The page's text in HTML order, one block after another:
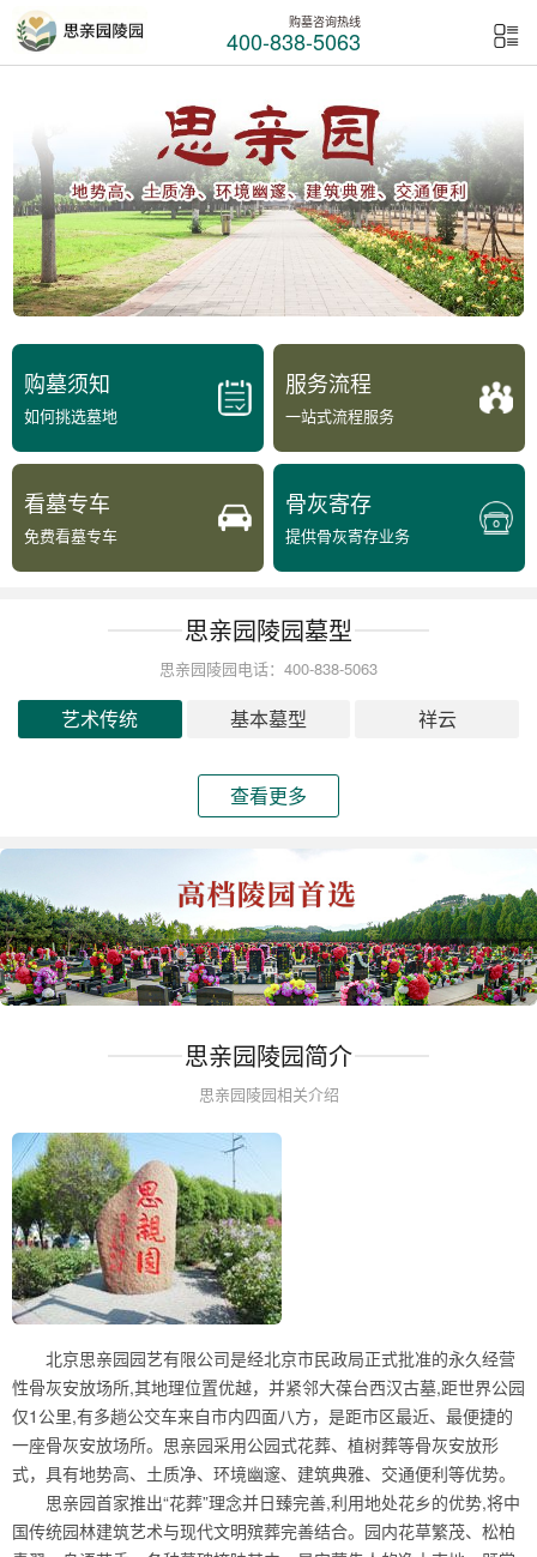
购墓咨询热线
400-838-5063
购墓须知
如何挑选墓地
服务流程
一站式流程服务
看墓专车
免费看墓专车
骨灰寄存
提供骨灰寄存业务
思亲园陵园墓型
思亲园陵园电话：400-838-5063
艺术传统 基本墓型 祥云
查看更多
思亲园陵园简介
思亲园陵园相关介绍
北京思亲园园艺有限公司是经北京市民政局正式批准的永久经营
性骨灰安放场所,其地理位置优越，并紧邻大葆台西汉古墓,距世界公园
仅1公里,有多趟公交车来自市内四面八方，是距市区最近、最便捷的
一座骨灰安放场所。思亲园采用公园式花葬、植树葬等骨灰安放形
式，具有地势高、土质净、环境幽邃、建筑典雅、交通便利等优势。
思亲园首家推出“花葬”理念并日臻完善,利用地处花乡的优势,将中
国传统园林建筑艺术与现代文明殡葬完善结合。园内花草繁茂、松柏